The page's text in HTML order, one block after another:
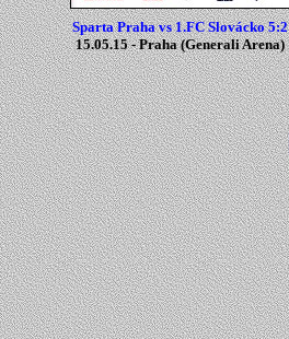
Sparta Praha vs 1.FC Slovácko 5:2
15.05.15 -Praha(Generali Arena)